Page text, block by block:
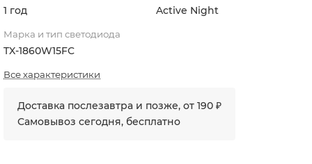
1 год Active Night
Марка и тип светодиода
TX-1860W15FC
Все характеристики
Доставка послезавтра и позже, от 190 ₽
Самовывоз сегодня, бесплатно